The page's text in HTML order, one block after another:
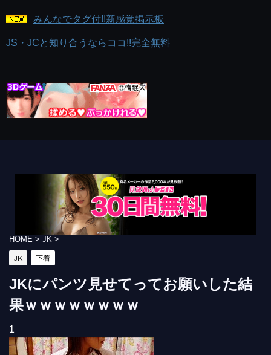
みんなでタグ付!!新感覚掲示板
JS・JCと知り合うならココ!!完全無料
HOME > JK >
JK 下着
JKにパンツ見せてってお願いした結
果ｗｗｗｗｗｗｗｗ
1